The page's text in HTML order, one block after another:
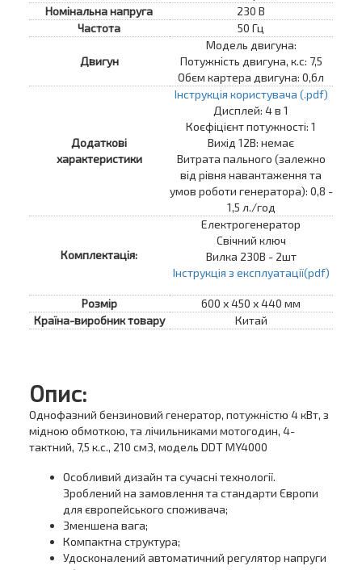
Номінальна напруга
230 В
Частота
50 Гц
Двигун
Модель двигуна:
Потужність двигуна, к.с: 7,5
Обєм картера двигуна: 0,6л
Додаткові
характеристики
Інструкція користувача (.pdf)
Дисплей: 4 в 1
Коєфіцієнт потужності: 1
Вихід 12В: немає
Витрата пального (залежно
від рівня навантаження та
умов роботи генератора): 0,8 -
1,5 л./год
Комплектація:
Електрогенератор
Свічний ключ
Вилка 230B - 2шт
Інструкція з експлуатації(pdf)
Розмір
600 х 450 х 440 мм
Країна-виробник товару
Китай
Опис:
Однофазний бензиновий генератор, потужністю 4 кВт, з
мідною обмоткою, та лічильниками мотогодин, 4-
тактний, 7,5 к.с., 210 см3, модель DDT MY4000
Особливий дизайн та сучасні технології.
Зроблений на замовлення та стандарти Європи
для європейського споживача;
Зменшена вага;
Компактна структура;
Удосконалений автоматичний регулятор напруги